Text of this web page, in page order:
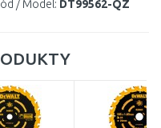
/ Model: DT99562-QZ